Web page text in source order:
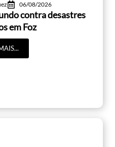
06/08/2026
contra desastres
em Foz